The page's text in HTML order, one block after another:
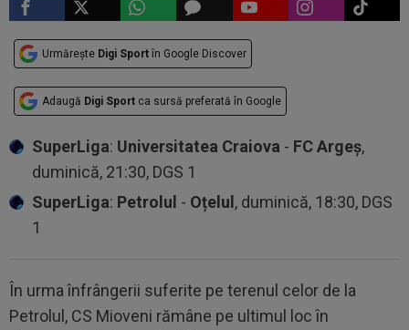
Urmărește Digi Sport în Google Discover
Adaugă Digi Sport ca sursă preferată în Google
SuperLiga: Universitatea Craiova - FC Argeș,
duminică, 21:30, DGS 1
SuperLiga: Petrolul - Oțelul, duminică, 18:30, DGS
1
În urma înfrângerii suferite pe terenul celor de la
Petrolul, CS Mioveni rămâne pe ultimul loc în